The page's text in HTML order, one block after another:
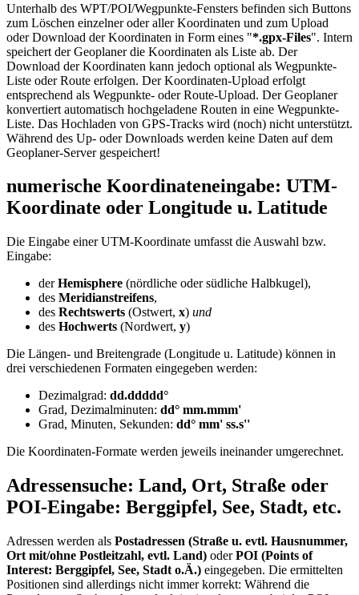
Unterhalb des WPT/POI/Wegpunkte-Fensters befinden sich Buttons
zum Löschen einzelner oder aller Koordinaten und zum Upload
oder Download der Koordinaten in Form eines "*.gpx-Files". Intern
speichert der Geoplaner die Koordinaten als Liste ab. Der
Download der Koordinaten kann jedoch optional als Wegpunkte-
Liste oder Route erfolgen. Der Koordinaten-Upload erfolgt
entsprechend als Wegpunkte- oder Route-Upload. Der Geoplaner
konvertiert automatisch hochgeladene Routen in eine Wegpunkte-
Liste. Das Hochladen von GPS-Tracks wird (noch) nicht unterstützt.
Während des Up- oder Downloads werden keine Daten auf dem
Geoplaner-Server gespeichert!
numerische Koordinateneingabe: UTM-
Koordinate oder Longitude u. Latitude
Die Eingabe einer UTM-Koordinate umfasst die Auswahl bzw.
Eingabe:
derHemisphere (nördliche oder südliche Halbkugel),
des Meridianstreifens,
des Rechtswerts (Ostwert, x) und
des Hochwerts (Nordwert, y)
Die Längen- und Breitengrade (Longitude u. Latitude) können in
drei verschiedenen Formaten eingegeben werden:
Dezimalgrad: dd.ddddd°
Grad, Dezimalminuten: dd° mm.mmm'
Grad, Minuten, Sekunden: dd° mm' ss.s''
Die Koordinaten-Formate werden jeweils ineinander umgerechnet.
Adressensuche: Land, Ort, Straße oder
POI-Eingabe: Berggipfel, See, Stadt, etc.
Adressen werden als Postadressen (Straße u. evtl. Hausnummer,
Ort mit/ohne Postleitzahl, evtl. Land) oderPOI (Points of
Interest: Berggipfel, See, Stadt o.Ä.) eingegeben. Die ermittelten
Positionen sind allerdings nicht immer korrekt: Während die